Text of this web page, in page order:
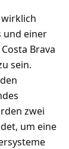
und einer
Brava
sein.
zwei
um eine